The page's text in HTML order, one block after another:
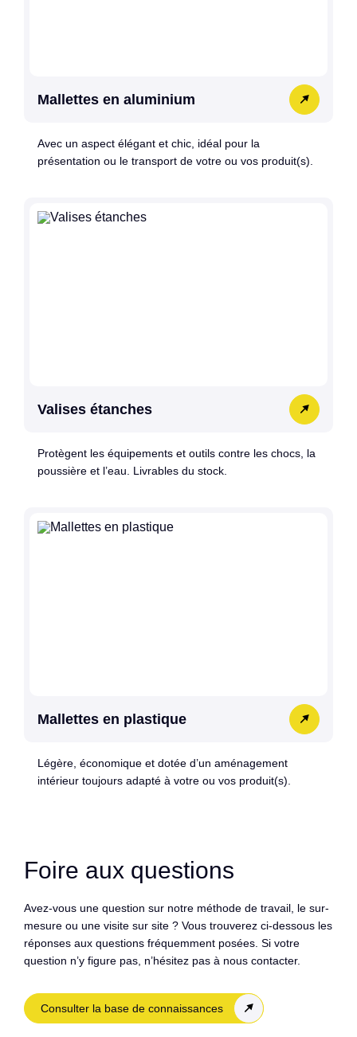
Mallettes en aluminium
Avec un aspect élégant et chic, idéal pour la
présentation ou le transport de votre ou vos produit(s).
Valises étanches
Protègent les équipements et outils contre les chocs, la
poussière et l’eau. Livrables du stock.
Mallettes en plastique
Légère, économique et dotée d’un aménagement
intérieur toujours adapté à votre ou vos produit(s).
Foire aux questions
Avez-vous une question sur notre méthode de travail, le sur-
mesure ou une visite sur site ? Vous trouverez ci-dessous les
réponses aux questions fréquemment posées. Si votre
question n’y figure pas, n’hésitez pas à nous contacter.
Consulter la base de connaissances